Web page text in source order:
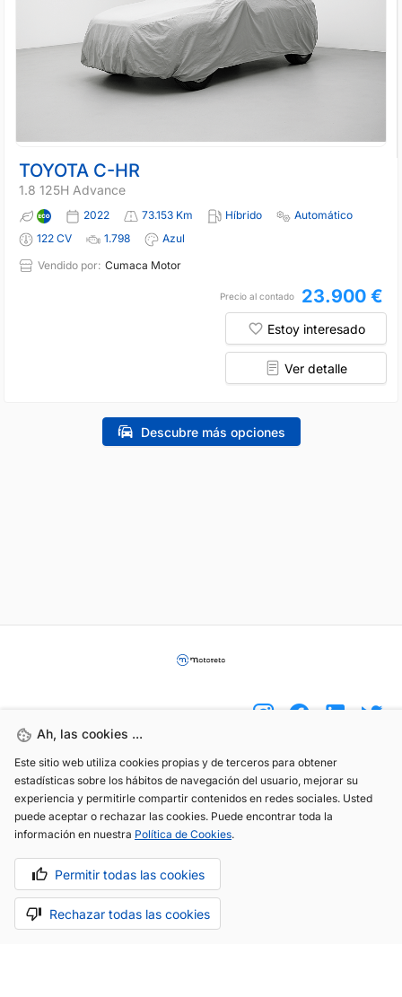
TOYOTA C-HR
1.8 125H Advance
2022 73.153 Km Híbrido
Automático
122 CV
1.798
Azul
Vendido por: Cumaca Motor
Precio al contado 23.900 €
Estoy interesado
Ver detalle
Descubre más opciones
Ah, las cookies ...
Este sitio web utiliza cookies propias y de terceros para obtener
estadísticas sobre los hábitos de navegación del usuario, mejorar su
experiencia y permitirle compartir contenidos en redes sociales. Usted
puede aceptar o rechazar las cookies. Puede encontrar toda la
información en nuestra Política de Cookies.
Permitir todas las cookies
Rechazar todas las cookies
(+34) 744 408 070
info@motoreto.com
Aviso legal Política de cookies